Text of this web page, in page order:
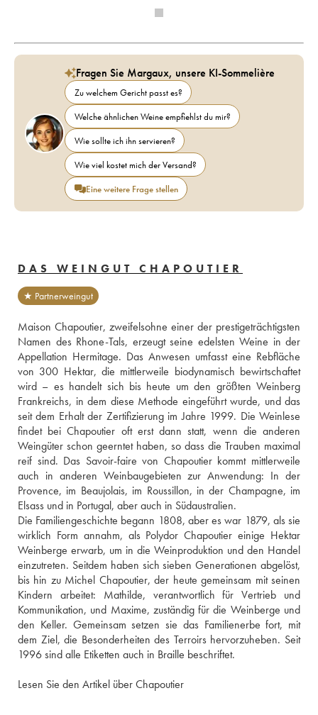
Fragen Sie Margaux, unsere KI-Sommelière
Zu welchem Gericht passt es?
Welche ähnlichen Weine empfiehlst du mir?
Wie sollte ich ihn servieren?
Wie viel kostet mich der Versand?
Eine weitere Frage stellen
DAS WEINGUT CHAPOUTIER
★ Partnerweingut
Maison Chapoutier, zweifelsohne einer der prestigeträchtigsten
Namen des Rhone-Tals, erzeugt seine edelsten Weine in der
Appellation Hermitage. Das Anwesen umfasst eine Rebfläche
von 300 Hektar, die mittlerweile biodynamisch bewirtschaftet
wird – es handelt sich bis heute um den größten Weinberg
Frankreichs, in dem diese Methode eingeführt wurde, und das
seit dem Erhalt der Zertifizierung im Jahre 1999. Die Weinlese
findet bei Chapoutier oft erst dann statt, wenn die anderen
Weingüter schon geerntet haben, so dass die Trauben maximal
reif sind. Das Savoir-faire von Chapoutier kommt mittlerweile
auch in anderen Weinbaugebieten zur Anwendung: In der
Provence, im Beaujolais, im Roussillon, in der Champagne, im
Elsass und in Portugal, aber auch in Südaustralien.
Die Familiengeschichte begann 1808, aber es war 1879, als sie
wirklich Form annahm, als Polydor Chapoutier einige Hektar
Weinberge erwarb, um in die Weinproduktion und den Handel
einzutreten. Seitdem haben sich sieben Generationen abgelöst,
bis hin zu Michel Chapoutier, der heute gemeinsam mit seinen
Kindern arbeitet: Mathilde, verantwortlich für Vertrieb und
Kommunikation, und Maxime, zuständig für die Weinberge und
den Keller. Gemeinsam setzen sie das Familienerbe fort, mit
dem Ziel, die Besonderheiten des Terroirs hervorzuheben. Seit
1996 sind alle Etiketten auch in Braille beschriftet.
Lesen Sie den Artikel über Chapoutier